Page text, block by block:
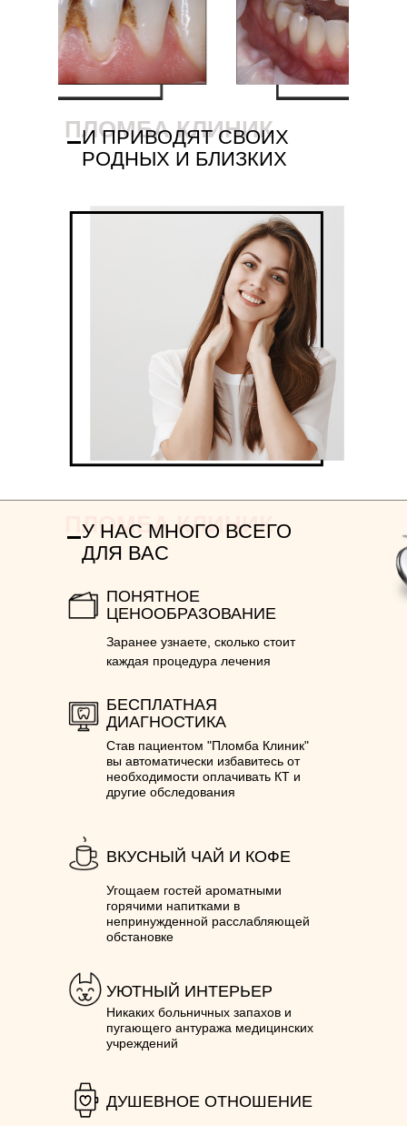
ПЛОМБА КЛИНИК
И ПРИВОДЯТ СВОИХ
РОДНЫХ И БЛИЗКИХ
Заранее узнаете, сколько стоит
каждая процедура лечения
ПОНЯТНОЕ
ЦЕНООБРАЗОВАНИЕ
Став пациентом "Пломба Клиник"
вы автоматически избавитесь от
необходимости оплачивать КТ и
другие обследования
БЕСПЛАТНАЯ
ДИАГНОСТИКА
Угощаем гостей ароматными
горячими напитками в
непринужденной расслабляющей
обстановке
ВКУСНЫЙ ЧАЙ И КОФЕ
Никаких больничных запахов и
пугающего антуража медицинских
учреждений
УЮТНЫЙ ИНТЕРЬЕР
ДУШЕВНОЕ ОТНОШЕНИЕ
ПЛОМБА КЛИНИК
У НАС МНОГО ВСЕГО
ДЛЯ ВАС